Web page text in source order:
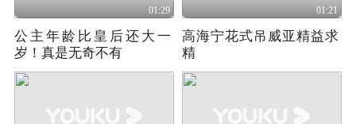
01:29
公主年龄比皇后还大一
岁！真是无奇不有
01:21
高海宁花式吊威亚精益求
精